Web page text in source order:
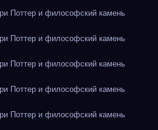
Поттер и философский камень
Поттер и философский камень
Поттер и философский камень
Поттер и философский камень
Поттер и философский камень